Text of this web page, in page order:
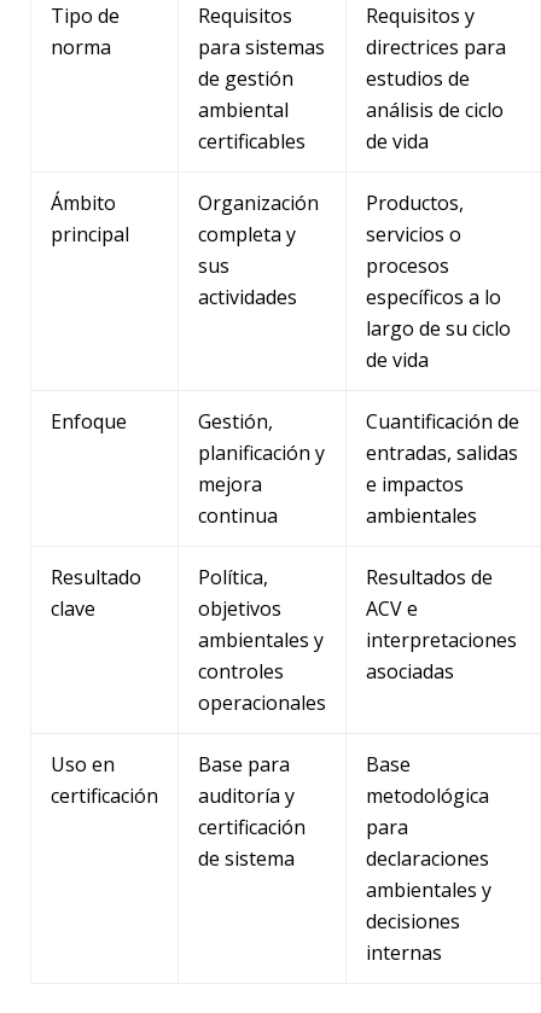
Tipo de
norma
Requisitos
para sistemas
de gestión
ambiental
certificables
Requisitos y
directrices para
estudios de
análisis de ciclo
de vida
Ámbito
principal
Organización
completa y
sus
actividades
Productos,
servicios o
procesos
específicos a lo
largo de su ciclo
de vida
Enfoque
Gestión,
planificación y
mejora
continua
Cuantificación de
entradas, salidas
e impactos
ambientales
Resultado
clave
Política,
objetivos
ambientales y
controles
operacionales
Resultados de
ACV e
interpretaciones
asociadas
Uso en
certificación
Base para
auditoría y
certificación
de sistema
Base
metodológica
para
declaraciones
ambientales y
decisiones
internas